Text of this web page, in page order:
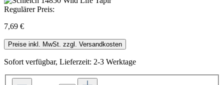
Regulärer Preis:
7,69 €
Preise inkl. MwSt. zzgl. Versandkosten
Sofort verfügbar, Lieferzeit: 2-3 Werktage